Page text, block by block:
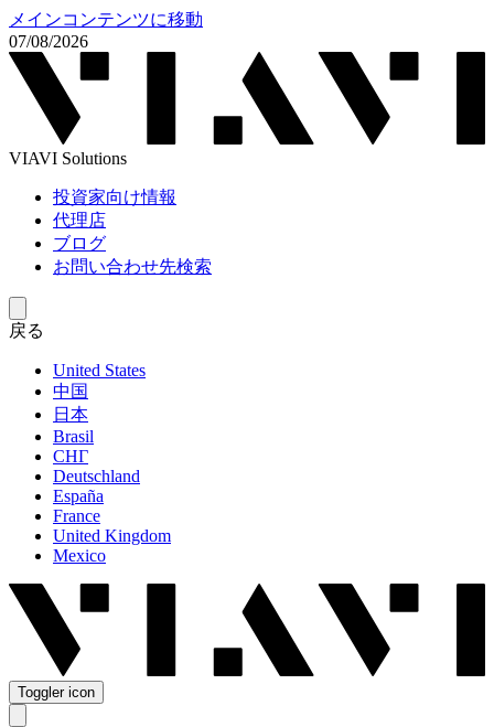
メインコンテンツに移動
07/08/2026
VIAVI Solutions
投資家向け情報
代理店
ブログ
お問い合わせ先検索
戻る
United States
中国
日本
Brasil
СНГ
Deutschland
España
France
United Kingdom
Mexico
Toggler icon